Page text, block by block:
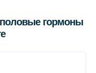
гормоны